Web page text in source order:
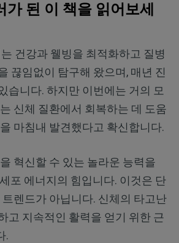
된 이 책을 읽어보세
건강과 웰빙을 최적화하고 질병
끊임없이 탐구해 왔으며, 매년 진
습니다. 하지만 이번에는 거의 모
신체 질환에서 회복하는 데 도움
마침내 발견했다고 확신합니다.
혁신할 수 있는 놀라운 능력을
포 에너지의 힘입니다. 이것은 단
렌드가 아닙니다. 신체의 타고난
고 지속적인 활력을 얻기 위한 근
.